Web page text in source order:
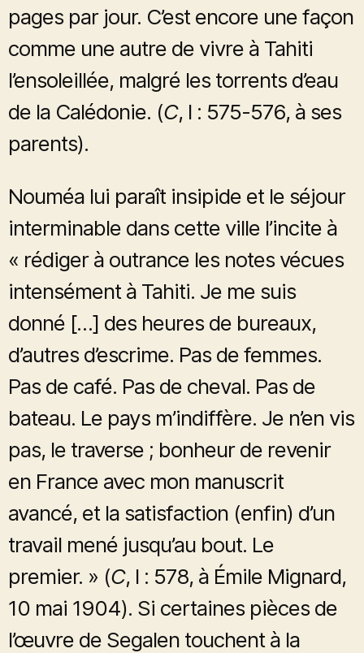
pages par jour. C’est encore une façon
comme une autre de vivre à Tahiti
l’ensoleillée, malgré les torrents d’eau
de la Calédonie. (C, I : 575-576, à ses
parents).
Nouméa lui paraît insipide et le séjour
interminable dans cette ville l’incite à
« rédiger à outrance les notes vécues
intensément à Tahiti. Je me suis
donné […] des heures de bureaux,
d’autres d’escrime. Pas de femmes.
Pas de café. Pas de cheval. Pas de
bateau. Le pays m’indiffère. Je n’en vis
pas, le traverse ; bonheur de revenir
en France avec mon manuscrit
avancé, et la satisfaction (enfin) d’un
travail mené jusqu’au bout. Le
premier. » (C, I : 578, à Émile Mignard,
10 mai 1904). Si certaines pièces de
l’œuvre de Segalen touchent à la